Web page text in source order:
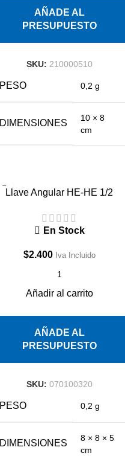
AÑADE AL
PRESUPUESTO
SKU: 210000510
PESO 0,2 g
DIMENSIONES
10 × 8
cm
Llave Angular HE-HE 1/2
En Stock
$2.400 Iva Incluido
Añadir al carrito
AÑADE AL
PRESUPUESTO
SKU: 070100320
PESO 0,2 g
DIMENSIONES
8 × 8 × 5
cm